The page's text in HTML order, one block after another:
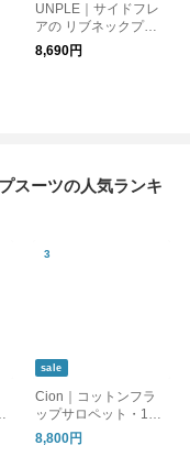
UNPLE｜サイドフレ
アの リブネックプル
オーバー
8,690円
スーツの人気ランキ
sale
Cion｜コットンフラ
ップサロペット・19-2
5104
8,800円